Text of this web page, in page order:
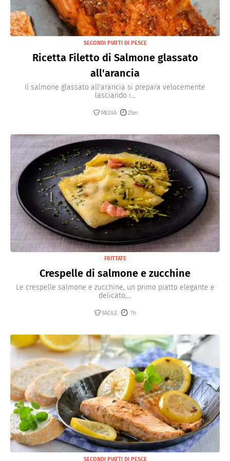
SECONDI PIATTI DI PESCE
Ricetta Filetto di Salmone glassato
all'arancia
Il salmone glassato all'arancia si prepara velocemente
lasciando i...
MEDIA 25m
FRITTATE
Crespelle di salmone e zucchine
Le crespelle salmone e zucchine, un primo piatto elegante e
delicato,...
FACILE 1h
SECONDI PIATTI DI PESCE